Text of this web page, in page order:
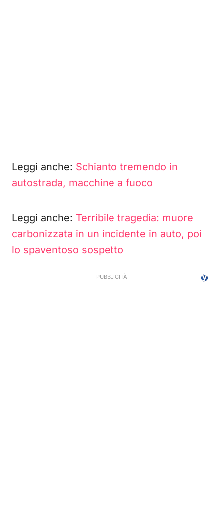
Leggi anche: Schianto tremendo in
autostrada, macchine a fuoco
Leggi anche: Terribile tragedia: muore
carbonizzata in un incidente in auto, poi
lo spaventoso sospetto